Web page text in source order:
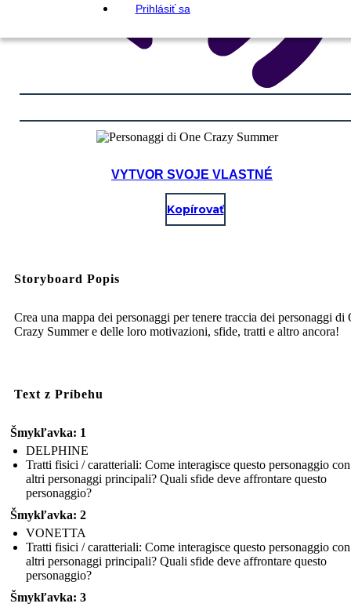
Prihlásiť sa
VYTVOR SVOJE VLASTNÉ
Kopírovať
Storyboard Popis
Crea una mappa dei personaggi per tenere traccia dei personaggi di
Crazy Summer e delle loro motivazioni, sfide, tratti e altro ancora!
Text z Príbehu
Šmykľavka: 1
DELPHINE
Tratti fisici / caratteriali: Come interagisce questo personaggio
altri personaggi principali? Quali sfide deve affrontare questo
personaggio?
Šmykľavka: 2
VONETTA
Tratti fisici / caratteriali: Come interagisce questo personaggio
altri personaggi principali? Quali sfide deve affrontare questo
personaggio?
Šmykľavka: 3